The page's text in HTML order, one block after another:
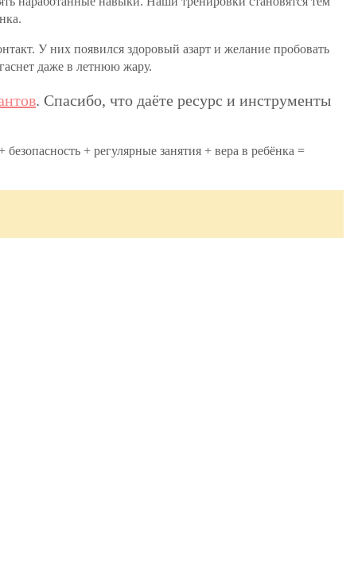
У них появился здоровый азарт и желание пробовать
даже в летнюю жару.
. Спасибо, что даёте ресурс и инструменты
+ регулярные занятия + вера в ребёнка =